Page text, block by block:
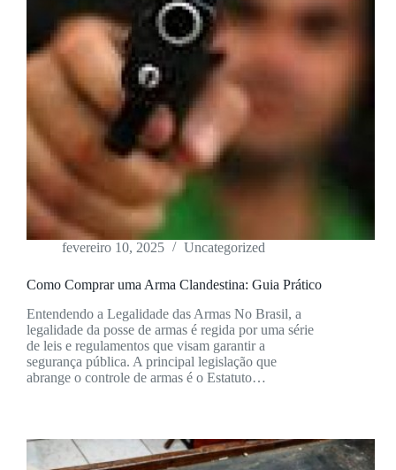
fevereiro 10, 2025 Uncategorized
Como Comprar uma Arma Clandestina: Guia Prático
Entendendo a Legalidade das Armas No Brasil, a
legalidade da posse de armas é regida por uma série
de leis e regulamentos que visam garantir a
segurança pública. A principal legislação que
abrange o controle de armas é o Estatuto…